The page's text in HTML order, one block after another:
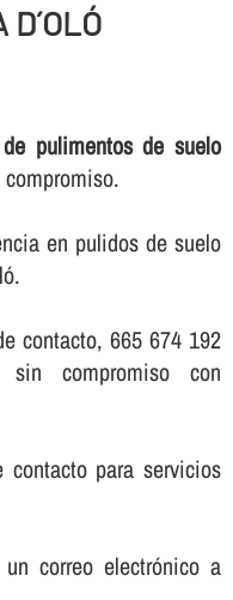
pulimentos de suelo
en pulidos de suelo
contacto, 665 674 192
sin compromiso con
contacto para servicios
correo electrónico a